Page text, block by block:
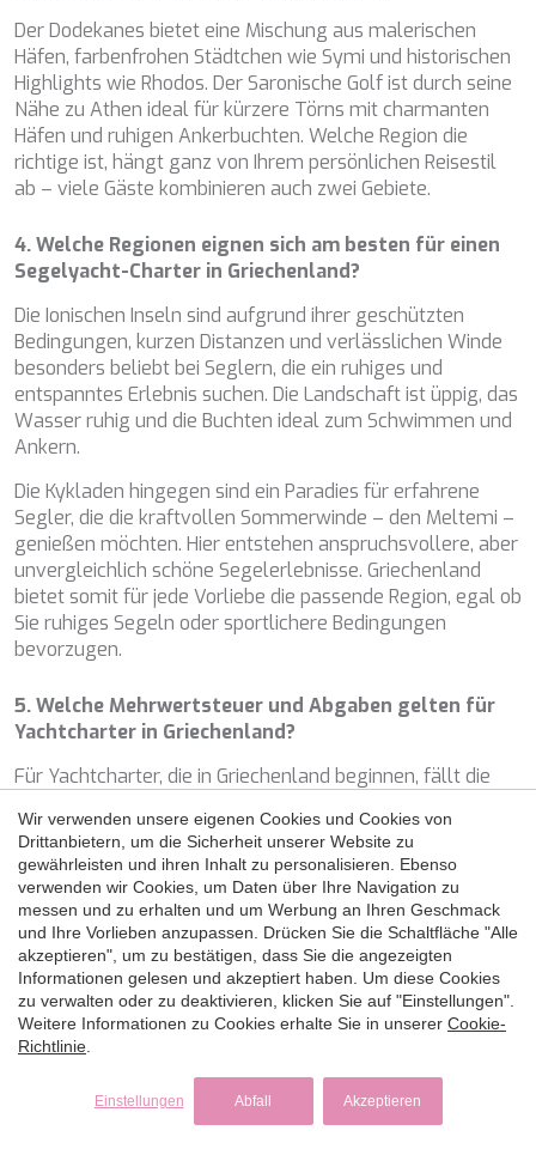
Der Dodekanes bietet eine Mischung aus malerischen
Häfen, farbenfrohen Städtchen wie Symi und historischen
Highlights wie Rhodos. Der Saronische Golf ist durch seine
Nähe zu Athen ideal für kürzere Törns mit charmanten
Häfen und ruhigen Ankerbuchten. Welche Region die
richtige ist, hängt ganz von Ihrem persönlichen Reisestil
ab – viele Gäste kombinieren auch zwei Gebiete.
4. Welche Regionen eignen sich am besten für einen
Segelyacht-Charter in Griechenland?
Die Ionischen Inseln sind aufgrund ihrer geschützten
Bedingungen, kurzen Distanzen und verlässlichen Winde
besonders beliebt bei Seglern, die ein ruhiges und
entspanntes Erlebnis suchen. Die Landschaft ist üppig, das
Wasser ruhig und die Buchten ideal zum Schwimmen und
Ankern.
Die Kykladen hingegen sind ein Paradies für erfahrene
Segler, die die kraftvollen Sommerwinde – den Meltemi –
genießen möchten. Hier entstehen anspruchsvollere, aber
unvergleichlich schöne Segelerlebnisse. Griechenland
bietet somit für jede Vorliebe die passende Region, egal ob
Sie ruhiges Segeln oder sportlichere Bedingungen
bevorzugen.
5. Welche Mehrwertsteuer und Abgaben gelten für
Yachtcharter in Griechenland?
Für Yachtcharter, die in Griechenland beginnen, fällt die
von der Art der Charter und der Route ab, da
Ermäßigungen möglich sind, wenn Teile des Törns
außerhalb der griechischen Gewässer stattfinden. Wir
informieren Sie während des Buchungsprozesses immer
transparent, damit Sie genau wissen, womit zu rechnen
ist.
Trotz der steuerlichen Besonderheiten bleibt Griechenland
eines der attraktivsten Reviere im Mittelmeer – dank der
riesigen Inselvielfalt, fairen Charterpreise und
hervorragenden Infrastruktur. Wir stellen sicher, dass alle
steuerlichen Details klar und unkompliziert erklär t sind,
Wir verwenden unsere eigenen Cookies und Cookies von
Drittanbietern, um die Sicherheit unserer Website zu
gewährleisten und ihren Inhalt zu personalisieren. Ebenso
verwenden wir Cookies, um Daten über Ihre Navigation zu
messen und zu erhalten und um Werbung an Ihren Geschmack
und Ihre Vorlieben anzupassen. Drücken Sie die Schaltfläche "Alle
akzeptieren", um zu bestätigen, dass Sie die angezeigten
Informationen gelesen und akzeptiert haben. Um diese Cookies
zu verwalten oder zu deaktivieren, klicken Sie auf "Einstellungen".
Weitere Informationen zu Cookies erhalte Sie in unserer Cookie-
Richtlinie
Einstellungen Abfall Akzeptieren
Konfiguration speichern Alle akzeptieren